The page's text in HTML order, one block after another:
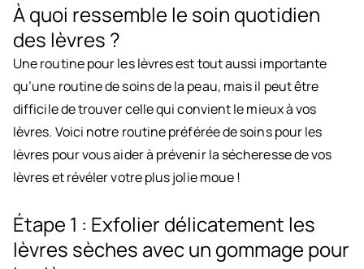
À quoi ressemble le soin quotidien
des lèvres ?
Une routine pour les lèvres est tout aussi importante
qu’une routine de soins de la peau, mais il peut être
difficile de trouver celle qui convient le mieux à vos
lèvres. Voici notre routine préférée de soins pour les
lèvres pour vous aider à prévenir la sécheresse de vos
lèvres et révéler votre plus jolie moue !
Étape 1 : Exfolier délicatement les
lèvres sèches avec un gommage pour